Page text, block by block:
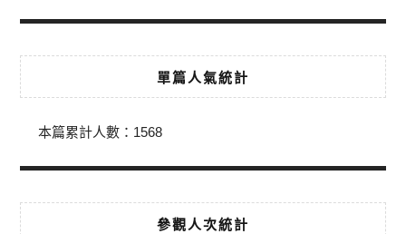
單篇人氣統計
本篇累計人數： 1568
參觀人次統計